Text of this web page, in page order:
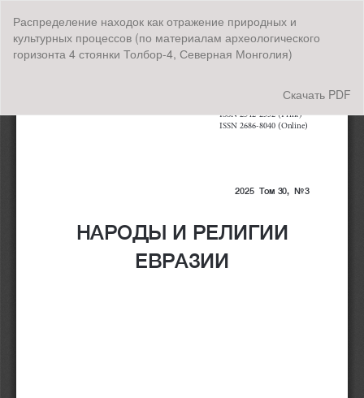
Подробностям
Распределение находок как отражение природных и
культурных процессов (по материалам археологического
горизонта 4 стоянки Толбор-4, Северная Монголия)
Скачать
Скачать PDF